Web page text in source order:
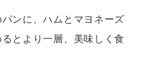
ンに、ハムとマヨネーズ
とより一層、美味しく食